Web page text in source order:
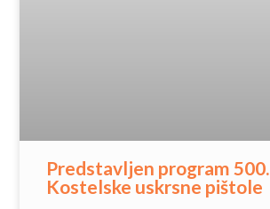
Predstavljen program 500.
Kostelske uskrsne pištole